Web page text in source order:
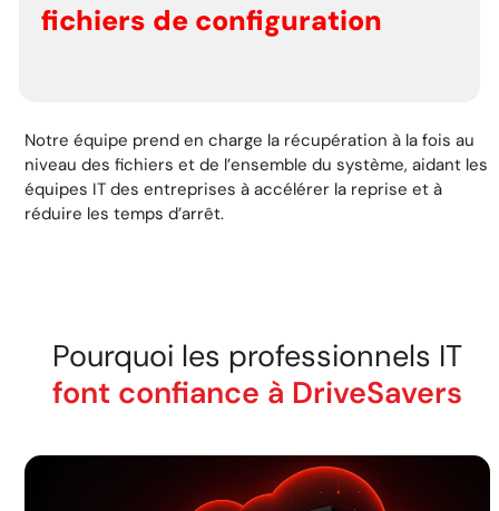
fichiers de configuration
Notre équipe prend en charge la récupération à la fois au
niveau des fichiers et de l’ensemble du système, aidant les
équipes IT des entreprises à accélérer la reprise et à
réduire les temps d’arrêt.
Pourquoi les professionnels IT
font confiance à DriveSavers